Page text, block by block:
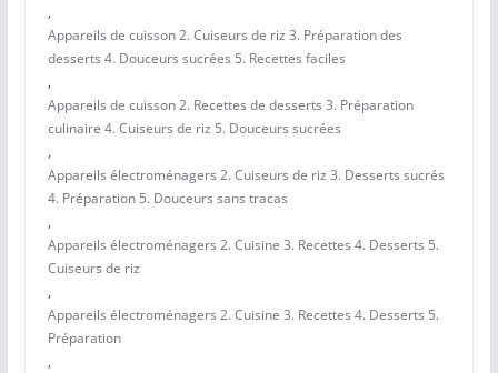
,
Appareils de cuisson 2. Cuiseurs de riz 3. Préparation des
desserts 4. Douceurs sucrées 5. Recettes faciles
,
Appareils de cuisson 2. Recettes de desserts 3. Préparation
culinaire 4. Cuiseurs de riz 5. Douceurs sucrées
,
Appareils électroménagers 2. Cuiseurs de riz 3. Desserts sucrés
4. Préparation 5. Douceurs sans tracas
,
Appareils électroménagers 2. Cuisine 3. Recettes 4. Desserts 5.
Cuiseurs de riz
,
Appareils électroménagers 2. Cuisine 3. Recettes 4. Desserts 5.
Préparation
,